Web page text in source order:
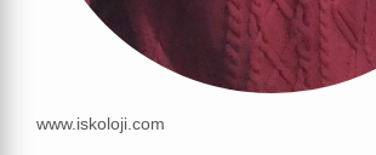
www.iskoloji.com